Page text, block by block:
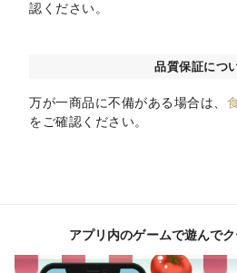
認ください。
品質保証につ
万が一商品に不備がある場合は、
をご確認ください。
アプリ内のゲームで遊んで